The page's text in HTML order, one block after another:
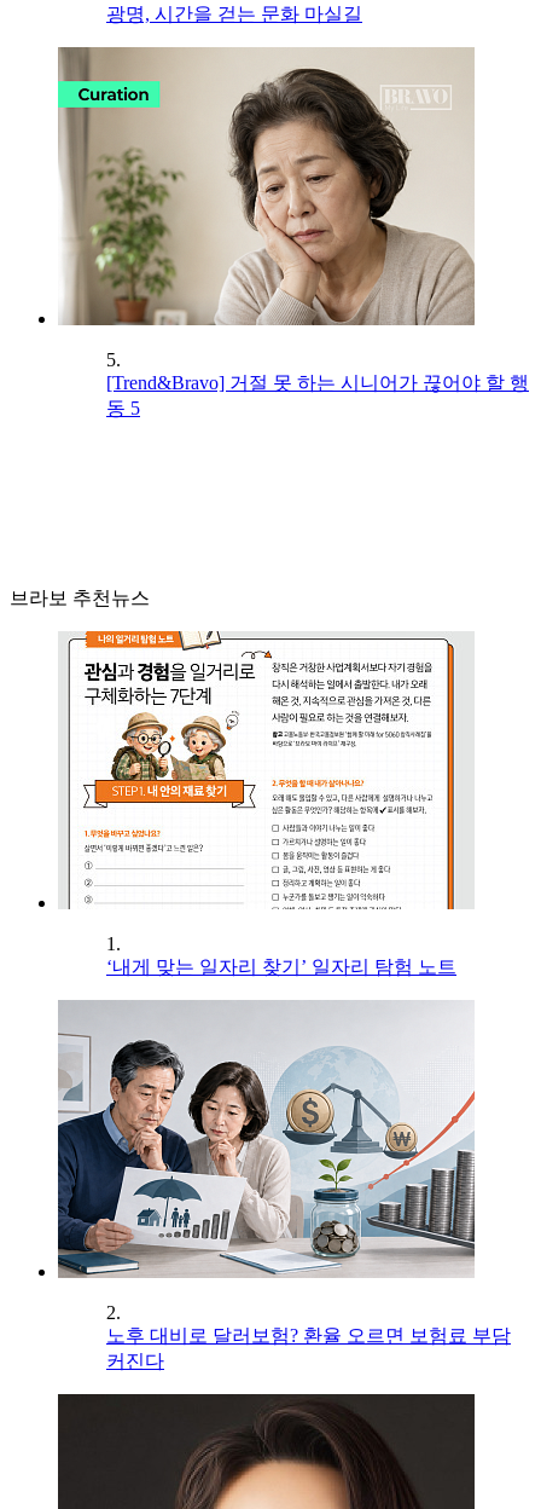
광명, 시간을 걷는 문화 마실길
5.
[Trend&Bravo] 거절 못 하는 시니어가 끊어야 할 행
동 5
브라보 추천뉴스
1.
‘내게 맞는 일자리 찾기’ 일자리 탐험 노트
2.
노후 대비로 달러보험? 환율 오르면 보험료 부담
커진다